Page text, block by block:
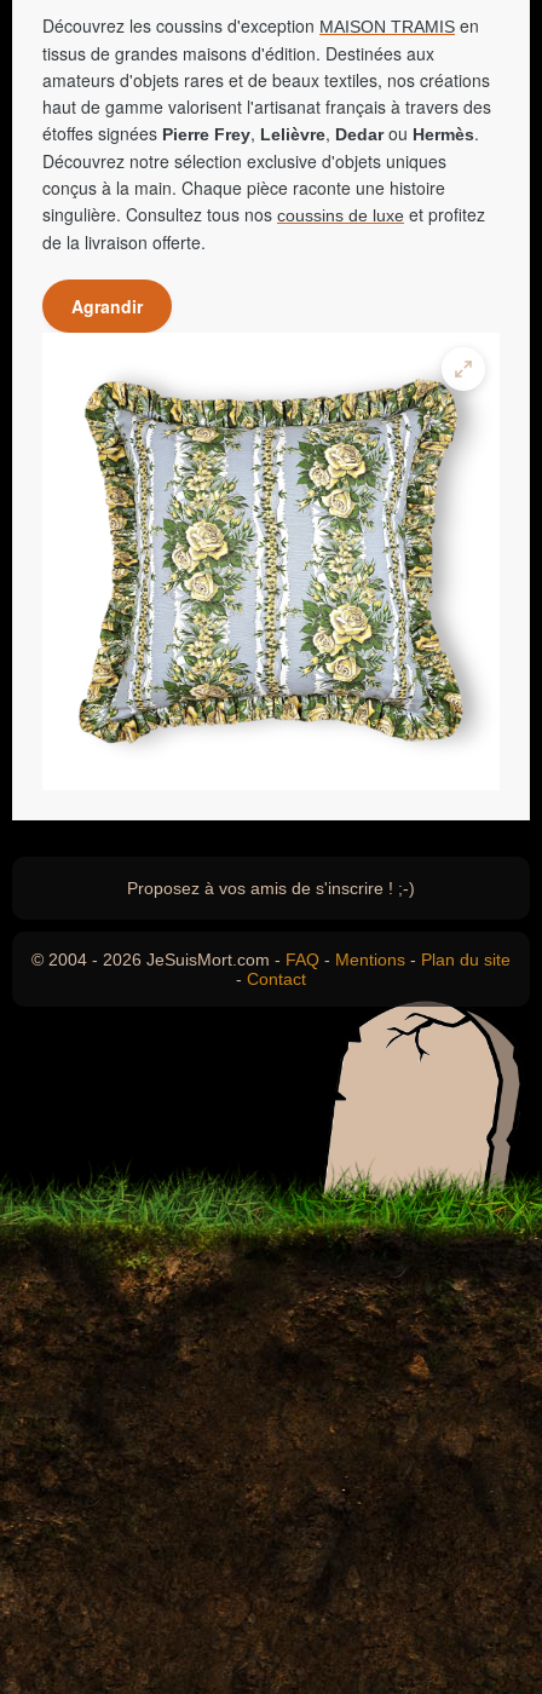
Découvrez les coussins d'exception MAISON TRAMIS en
tissus de grandes maisons d'édition. Destinées aux
amateurs d'objets rares et de beaux textiles, nos créations
haut de gamme valorisent l'artisanat français à travers des
étoffes signées Pierre Frey, Lelièvre, Dedarou Hermès.
Découvrez notre sélection exclusive d'objets uniques
conçus à la main. Chaque pièce raconte une histoire
singulière. Consultez tous nos coussins de luxe et profitez
de la livraison offerte.
Agrandir
Proposez à vos amis de s'inscrire ! ;-)
© 2004 - 2026 JeSuisMort.com - FAQ - Mentions - Plan du site
- Contact